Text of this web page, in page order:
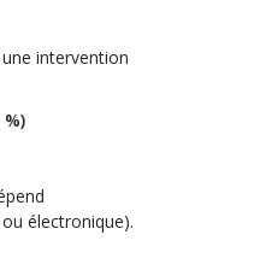
intervention
)
électronique).